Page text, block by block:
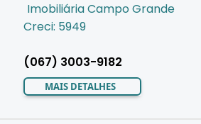
Imobiliária Campo Grande
Creci: 5949
(067) 3003-9182
MAIS DETALHES